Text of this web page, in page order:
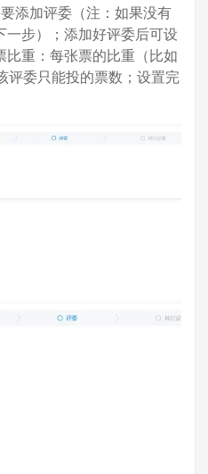
添加评委（注：如果没有
步）；添加好评委后可设
重：每张票的比重（比如
评委只能投的票数；设置完